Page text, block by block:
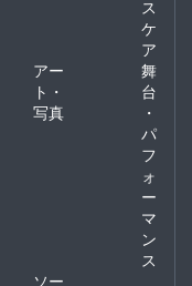
ス
ケ
ア
アー
ト・
写真
舞
台
・
パ
フ
ォ
ー
マ
ン
ス
ソー